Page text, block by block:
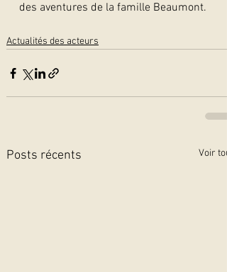
des aventures de la famille Beaumont.
Actualités des acteurs
Posts récents Voir tout